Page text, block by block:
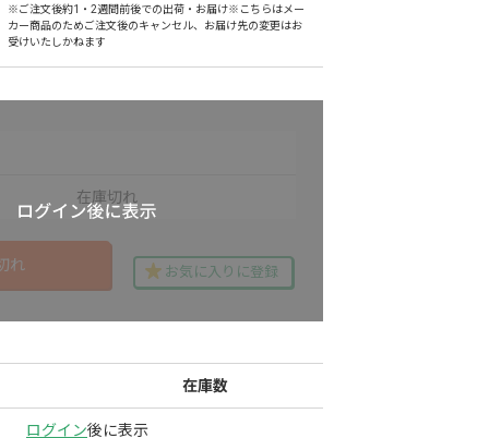
※ご注文後約1・2週間前後での出荷・お届け※こちらはメー
カー商品のためご注文後のキャンセル、お届け先の変更はお
受けいたしかねます
在庫切れ
れ お気に入りに登録
在庫数
ログイン後に表示